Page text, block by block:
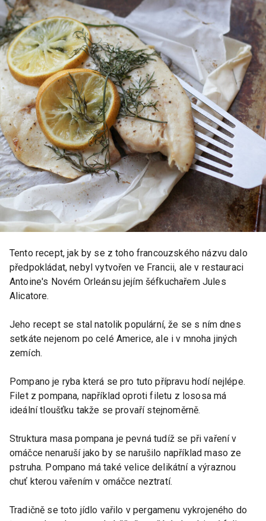
Tento recept, jak by se z toho francouzského názvu dalo
předpokládat, nebyl vytvořen ve Francii, ale v restauraci
Antoine's Novém Orleánsu jejím šéfkuchařem Jules
Alicatore.
Jeho recept se stal natolik populární, že se s ním dnes
setkáte nejenom po celé Americe, ale i v mnoha jiných
zemích.
Pompano je ryba která se pro tuto přípravu hodí nejlépe.
Filet z pompana, například oproti filetu z lososa má
ideální tloušťku takže se provaří stejnoměrně.
Struktura masa pompana je pevná tudíž se při vaření v
omáčce nenaruší jako by se narušilo například maso ze
pstruha. Pompano má také velice delikátní a výraznou
chuť kterou vařením v omáčce neztratí.
Tradičně se toto jídlo vařilo v pergamenu vykrojeného do